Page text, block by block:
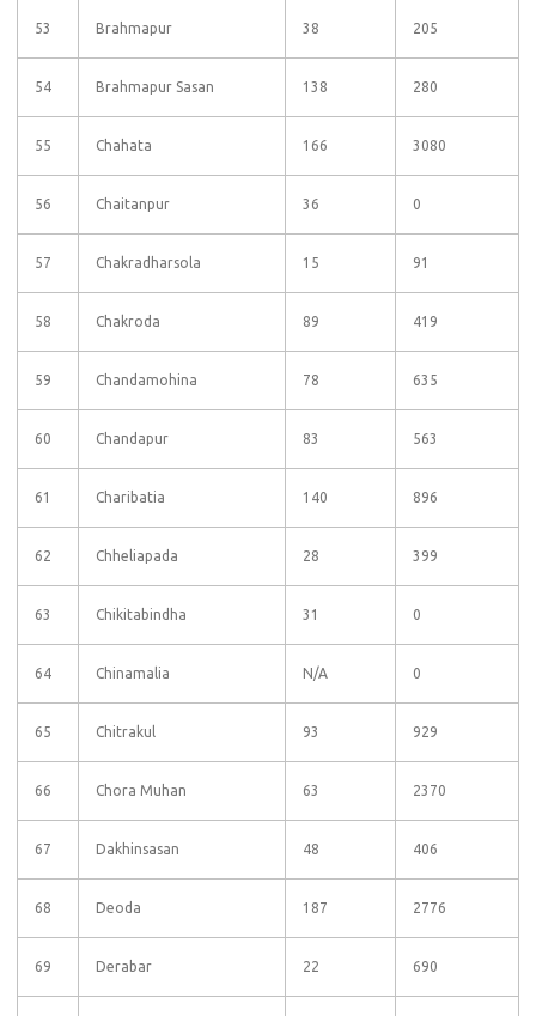
53 Brahmapur 38 205
54 Brahmapur Sasan 138 280
55 Chahata 166 3080
56 Chaitanpur 36 0
57 Chakradharsola 15 91
58 Chakroda 89 419
59 Chandamohina 78 635
60 Chandapur 83 563
61 Charibatia 140 896
62 Chheliapada 28 399
63 Chikitabindha 31 0
64 Chinamalia N/A 0
65 Chitrakul 93 929
66 Chora Muhan 63 2370
67 Dakhinsasan 48 406
68 Deoda 187 2776
69 Derabar 22 690